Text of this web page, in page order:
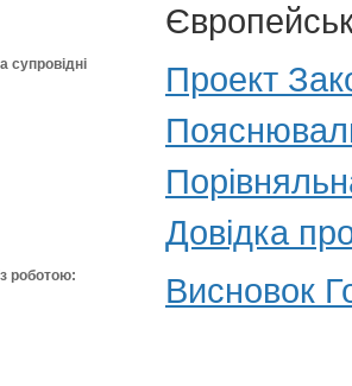
супровідні
Проект
Довідка
роботою: Висновок